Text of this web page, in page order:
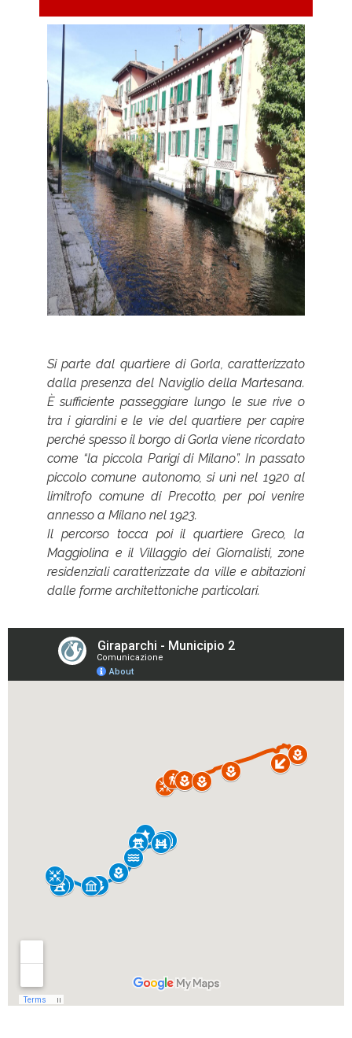
Si parte dal quartiere di Gorla, caratterizzato
dalla presenza del Naviglio della Martesana.
È sufficiente passeggiare lungo le sue rive o
tra i giardini e le vie del quartiere per capire
perché spesso il borgo di Gorla viene ricordato
come “la piccola Parigi di Milano”. In passato
piccolo comune autonomo, si unì nel 1920 al
limitrofo comune di Precotto, per poi venire
annesso a Milano nel 1923.
Il percorso tocca poi il quartiere Greco, la
Maggiolina e il Villaggio dei Giornalisti, zone
residenziali caratterizzate da ville e abitazioni
dalle forme architettoniche particolari.